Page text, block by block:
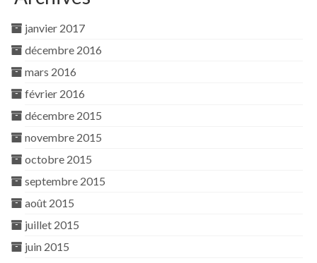
janvier 2017
décembre 2016
mars 2016
février 2016
décembre 2015
novembre 2015
octobre 2015
septembre 2015
août 2015
juillet 2015
juin 2015